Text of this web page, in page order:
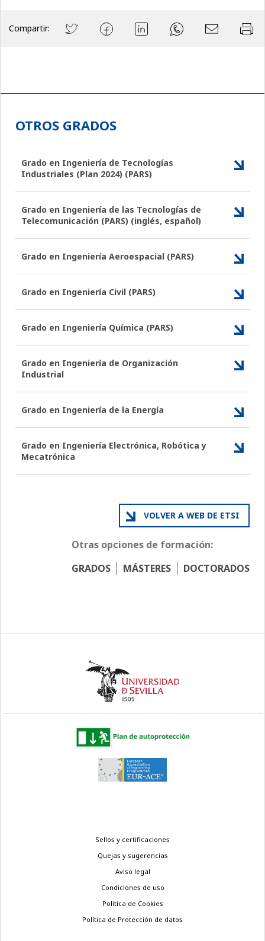
Compartir:
OTROS GRADOS
Grado en Ingeniería de Tecnologías
Industriales (Plan 2024) (PARS)
Grado en Ingeniería de las Tecnologías de
Telecomunicación (PARS) (inglés, español)
Grado en Ingeniería Aeroespacial (PARS)
Grado en Ingeniería Civil (PARS)
Grado en Ingeniería Química (PARS)
Grado en Ingeniería de Organización
Industrial
Grado en Ingeniería de la Energía
Grado en Ingeniería Electrónica, Robótica y
Mecatrónica
VOLVER A WEB DE ETSI
Otras opciones de formación:
GRADOS
MÁSTERES DOCTORADOS
Sellos y certificaciones
Quejas y sugerencias
Aviso legal
Condiciones de uso
Política de Cookies
Política de Protección de datos